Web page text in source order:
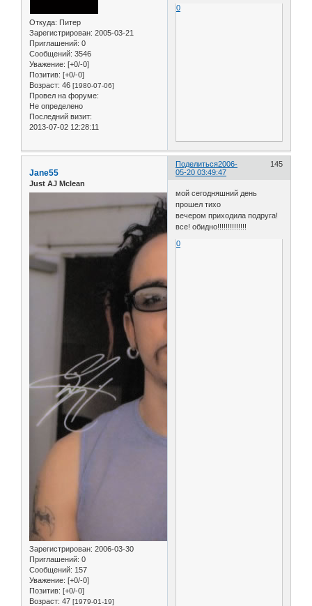
Откуда: Питер
Зарегистрирован: 2005-03-21
Приглашений: 0
Сообщений: 3546
Уважение: [+0/-0]
Позитив: [+0/-0]
Возраст: 46 [1980-07-06]
Провел на форуме:
Не определено
Последний визит:
2013-07-02 12:28:11
0
Поделиться 145
2006-
05-20 03:49:47
Jane55
Just AJ Mclean
Зарегистрирован: 2006-03-30
Приглашений: 0
Сообщений: 157
Уважение: [+0/-0]
Позитив: [+0/-0]
Возраст: 47 [1979-01-19]
мой сегодняшний день
прошел тихо
вечером приходила подруга!
все! обидно!!!!!!!!!!!!!!
0